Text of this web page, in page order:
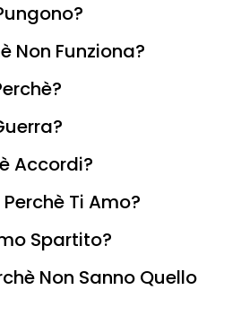
Non Funziona?
Accordi?
Ti Amo?
Spartito?
Non Sanno Quello